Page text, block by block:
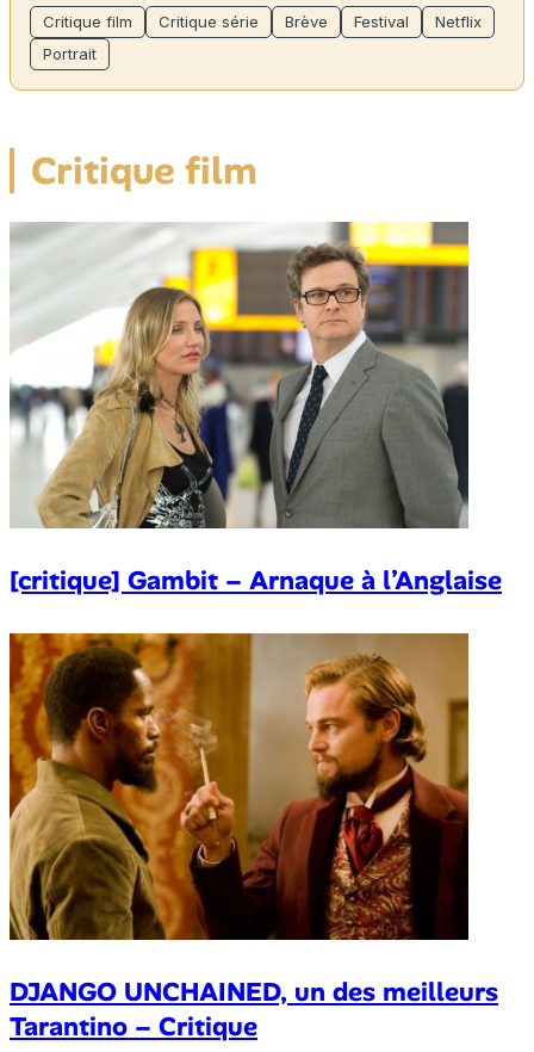
Critique film Critique série Brève Festival
Netflix
Portrait
Critique film
[critique] Gambit – Arnaque à l’Anglaise
DJANGO UNCHAINED, un des meilleurs
Tarantino – Critique